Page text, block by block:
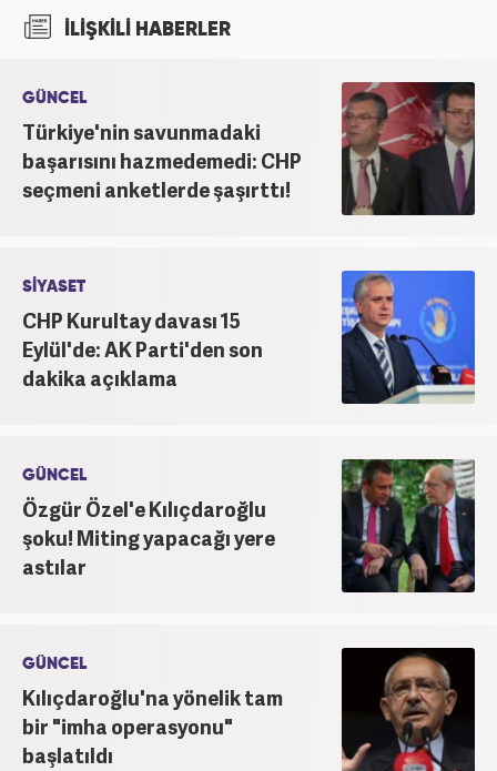
itibaren Haber7’de ‘gündem editörü’ olarak
İLİŞKİLİ HABERLER
GÜNCEL
Türkiye'nin savunmadaki
başarısını hazmedemedi: CHP
seçmeni anketlerde şaşırttı!
SİYASET
CHP Kurultay davası 15
Eylül'de: AK Parti'den son
dakika açıklama
GÜNCEL
Özgür Özel'e Kılıçdaroğlu
şoku! Miting yapacağı yere
astılar
GÜNCEL
Kılıçdaroğlu'na yönelik tam
bir "imha operasyonu"
başlatıldı